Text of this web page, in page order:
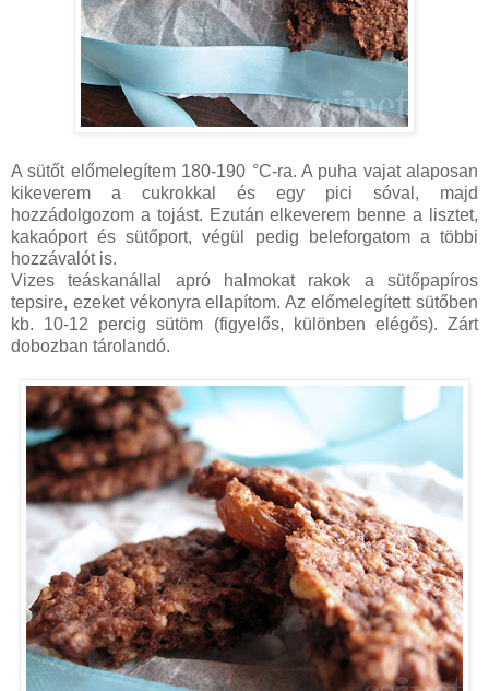
A sütőt előmelegítem 180-190 °C-ra. A puha vajat alaposan
kikeverem a cukrokkal és egy pici sóval, majd
hozzádolgozom a tojást. Ezután elkeverem benne a lisztet,
kakaóport és sütőport, végül pedig beleforgatom a többi
hozzávalót is.
Vizes teáskanállal apró halmokat rakok a sütőpapíros
tepsire, ezeket vékonyra ellapítom. Az előmelegített sütőben
kb. 10-12 percig sütöm (figyelős, különben elégős). Zárt
dobozban tárolandó.